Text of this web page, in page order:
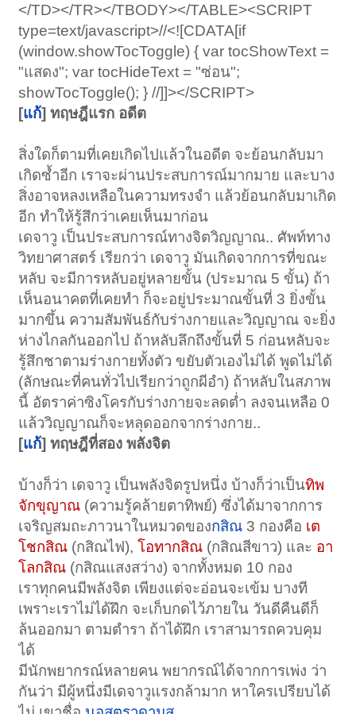
</TD></TR></TBODY></TABLE><SCRIPT
type=text/javascript>//<![CDATA[if
(window.showTocToggle) { var tocShowText =
"แสดง"; var tocHideText = "ซ่อน";
showTocToggle(); } //]]></SCRIPT>
[แก้] ทฤษฎีแรก อดีต
สิ่งใดก็ตามที่เคยเกิดไปแล้วในอดีต จะย้อนกลับมา
เกิดซํ้าอีก เราจะผ่านประสบการณ์มากมาย และบาง
สิ่งอาจหลงเหลือในความทรงจำ แล้วย้อนกลับมาเกิด
อีก ทำให้รู้สึกว่าเคยเห็นมาก่อน
เดจาวู เป็นประสบการณ์ทางจิตวิญญาณ.. ศัพท์ทาง
วิทยาศาสตร์ เรียกว่า เดจาวู มันเกิดจากการที่ขณะ
หลับ จะมีการหลับอยู่หลายขั้น (ประมาณ 5 ขั้น) ถ้า
เห็นอนาคตที่เคยทำ ก็จะอยู่ประมาณขั้นที่ 3 ยิ่งขั้น
มากขึ้น ความสัมพันธ์กับร่างกายและวิญญาณ จะยิ่ง
ห่างไกลกันออกไป ถ้าหลับลึกถึงขั้นที่ 5 ก่อนหลับจะ
รู้สึกชาตามร่างกายทั้งตัว ขยับตัวเองไม่ได้ พูดไม่ได้
(ลักษณะที่คนทั่วไปเรียกว่าถูกผีอำ) ถ้าหลับในสภาพ
นี้ อัตราค่าซิงโครกับร่างกายจะลดต่ำ ลงจนเหลือ 0
แล้ววิญญาณก็จะหลุดออกจากร่างกาย..
[แก้] ทฤษฎีที่สอง พลังจิต
บ้างก็ว่า เดจาวู เป็นพลังจิตรูปหนึ่ง บ้างก็ว่าเป็นทิพ
จักขุญาณ (ความรู้คล้ายตาทิพย์) ซึ่งได้มาจากการ
เจริญสมถะภาวนาในหมวดของกสิณ 3 กองคือ เต
โชกสิณ (กสิณไฟ),โอทากสิณ (กสิณสีขาว) และ อา
โลกสิณ (กสิณแสงสว่าง) จากทั้งหมด 10 กอง
เราทุกคนมีพลังจิต เพียงแต่จะอ่อนจะเข้ม บางที
เพราะเราไม่ได้ฝึก จะเก็บกดไว้ภายใน วันดีคืนดีก็
ล้นออกมา ตามตำรา ถ้าได้ฝึก เราสามารถควบคุม
ได้
มีนักพยากรณ์หลายคน พยากรณ์ได้จากการเพ่ง ว่า
กันว่า มีผู้หนึ่งมีเดจาวูแรงกล้ามาก หาใครเปรียบได้